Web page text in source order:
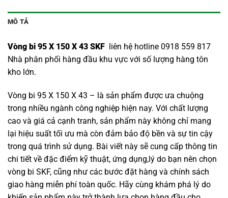
MÔ TẢ
Vòng bi 95 X 150 X 43 SKF liên hệ hotline 0918 559 817
Nhà phân phối hàng đầu khu vực với số lượng hàng tôn
kho lớn.
Vòng bi 95 X 150 X 43 – là sản phẩm được ưa chuộng
trong nhiều ngành công nghiệp hiện nay. Với chất lượng
cao và giá cả cạnh tranh, sản phẩm này không chỉ mang
lại hiệu suất tối ưu mà còn đảm bảo độ bền và sự tin cậy
trong quá trình sử dụng. Bài viết này sẽ cung cấp thông tin
chi tiết về đặc điểm kỹ thuật, ứng dụng,lý do bạn nên chọn
vòng bi SKF, cũng như các bước đặt hàng và chính sách
giao hàng miễn phí toàn quốc. Hãy cùng khám phá lý do